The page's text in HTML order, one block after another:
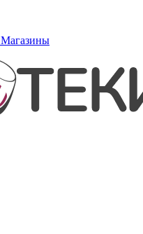
Магазины